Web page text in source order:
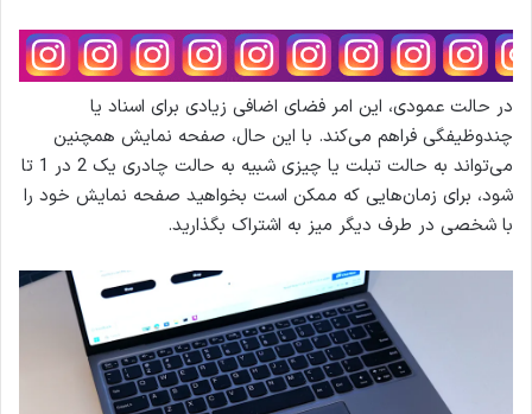
در حالت عمودی، این امر فضای اضافی زیادی برای اسناد یا
چندوظیفگی فراهم می‌کند. با این حال، صفحه نمایش همچنین
می‌تواند به حالت تبلت یا چیزی شبیه به حالت چادری یک 2 در 1 تا
شود، برای زمان‌هایی که ممکن است بخواهید صفحه نمایش خود را
با شخصی در طرف دیگر میز به اشتراک بگذارید.